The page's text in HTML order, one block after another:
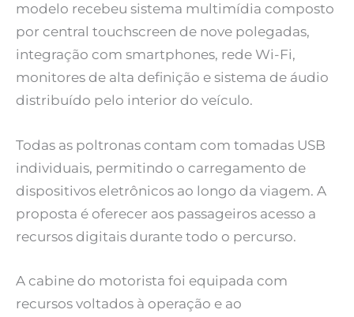
modelo recebeu sistema multimídia composto
por central touchscreen de nove polegadas,
integração com smartphones, rede Wi-Fi,
monitores de alta definição e sistema de áudio
distribuído pelo interior do veículo.
Todas as poltronas contam com tomadas USB
individuais, permitindo o carregamento de
dispositivos eletrônicos ao longo da viagem. A
proposta é oferecer aos passageiros acesso a
recursos digitais durante todo o percurso.
A cabine do motorista foi equipada com
recursos voltados à operação e ao